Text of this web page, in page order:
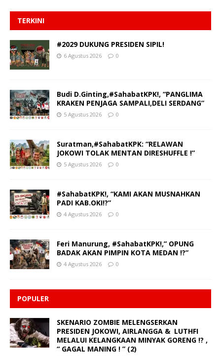
TERKINI
#2029 DUKUNG PRESIDEN SIPIL!
6 Agustus 2026 0
Budi D.Ginting,#SahabatKPK!, “PANGLIMA
KRAKEN PENJAGA SAMPALI,DELI SERDANG”
5 Agustus 2026 0
Suratman,#SahabatKPK: “RELAWAN
JOKOWI TOLAK MENTAN DIRESHUFFLE !”
5 Agustus 2026 0
#SahabatKPK!, “KAMI AKAN MUSNAHKAN
PADI KAB.OKI!?”
4 Agustus 2026 0
Feri Manurung, #SahabatKPK!,” OPUNG
BADAK AKAN PIMPIN KOTA MEDAN !?”
4 Agustus 2026 0
POPULER
SKENARIO ZOMBIE MELENGSERKAN
PRESIDEN JOKOWI, AIRLANGGA & LUTHFI
MELALUI KELANGKAAN MINYAK GORENG !? ,
“ GAGAL MANING ! ” (2)